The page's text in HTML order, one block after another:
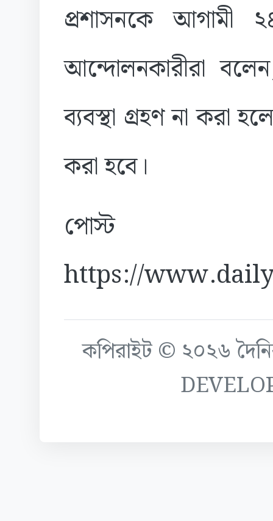
প্রশাসনকে আগামী
আন্দোলনকারীরা
ব্যবস্থা গ্রহণ না করা
করা হবে।
https://
কপিরাইট © ২০২৬